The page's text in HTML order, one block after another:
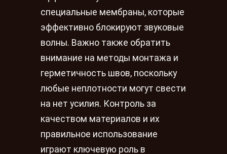
специальные мембраны, которые
эффективно блокируют звуковые
волны. Важно также обратить
внимание на методы монтажа и
герметичность швов, поскольку
любые неплотности могут свести
на нет усилия. Контроль за
качеством материалов и их
правильное использование
играют ключевую роль в